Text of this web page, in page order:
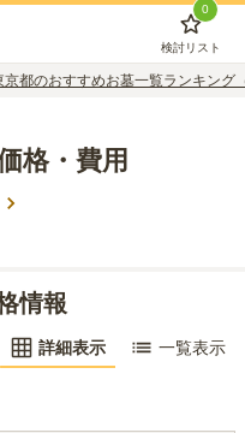
0
検討リスト
京都のおすすめお墓一覧ランキング
格・費用
情報
詳細表示 一覧表示